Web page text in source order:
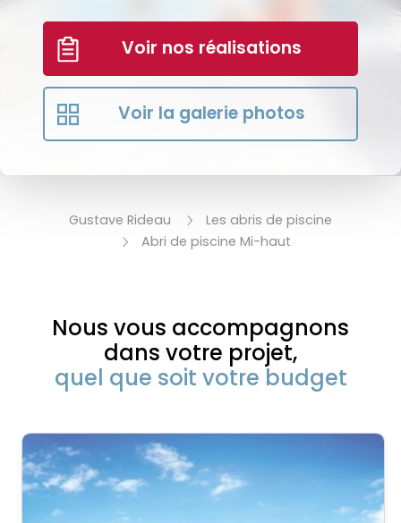
Voir nos réalisations
Voir la galerie photos
Gustave Rideau
Les abris de piscine
Abri de piscine Mi-haut
Nous vous accompagnons
dans votre projet,
quel que soit votre budget